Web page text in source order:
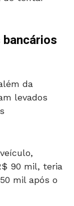
da
levados
90 mil, teria
mil após o